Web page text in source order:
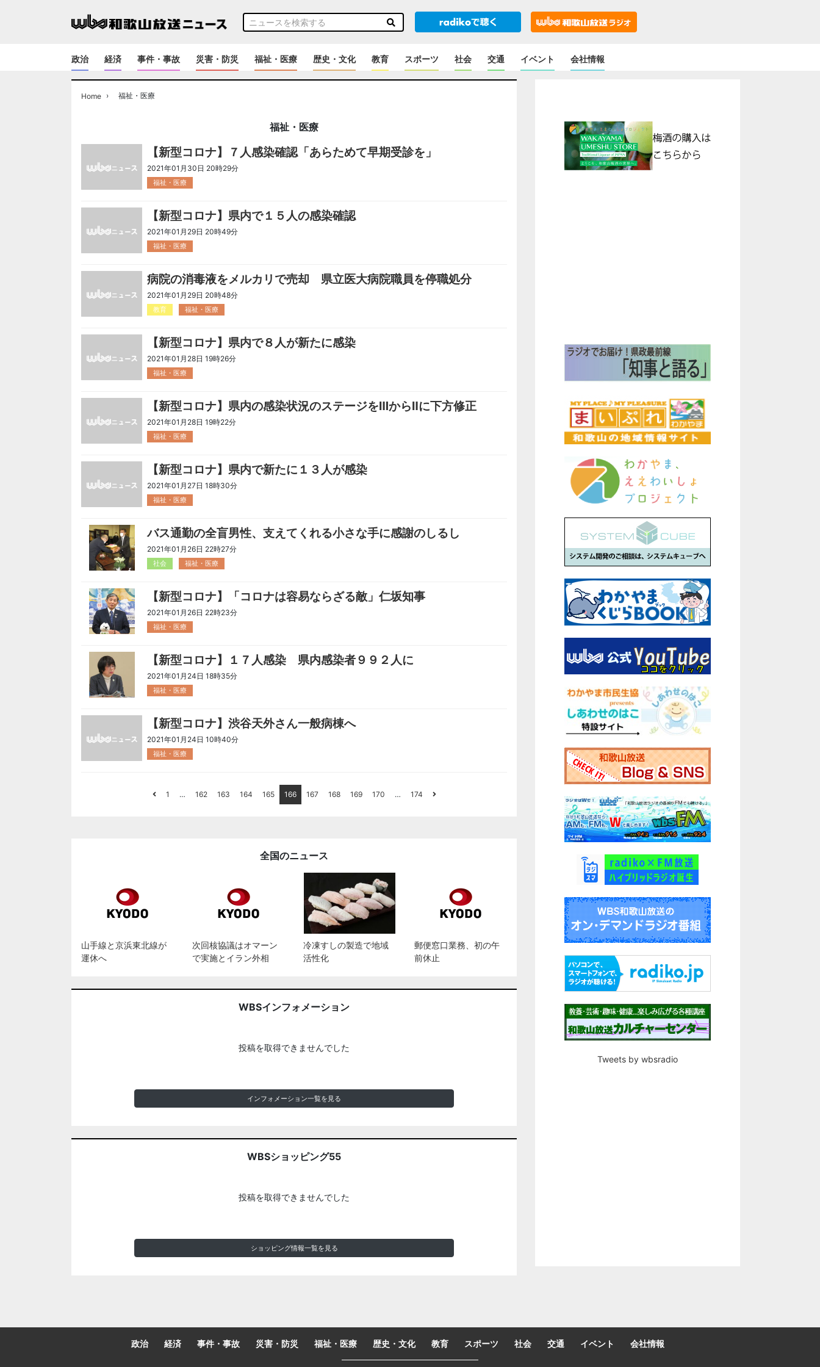
政治 経済 事件・事故 災害・防災 福祉・医療 歴史・文化 教育 スポーツ 社会 交通 イベント 会社情報
Home › 福祉・医療
福祉・医療
【新型コロナ】７人感染確認「あらためて早期受診を」
2021年01月30日 20時29分
福祉・医療
【新型コロナ】県内で１５人の感染確認
2021年01月29日 20時49分
福祉・医療
病院の消毒液をメルカリで売却 県立医大病院職員を停職処分
2021年01月29日 20時48分
教育 福祉・医療
【新型コロナ】県内で８人が新たに感染
2021年01月28日 19時26分
福祉・医療
【新型コロナ】県内の感染状況のステージをⅢからⅡに下方修正
2021年01月28日 19時22分
福祉・医療
【新型コロナ】県内で新たに１３人が感染
2021年01月27日 18時30分
福祉・医療
バス通勤の全盲男性、支えてくれる小さな手に感謝のしるし
2021年01月26日 22時27分
社会 福祉・医療
【新型コロナ】「コロナは容易ならざる敵」仁坂知事
2021年01月26日 22時23分
福祉・医療
【新型コロナ】１７人感染 県内感染者９９２人に
2021年01月24日 18時35分
福祉・医療
【新型コロナ】渋谷天外さん一般病棟へ
2021年01月24日 10時40分
福祉・医療
1 … 162 163 164 165 166 167 168 169 170 … 174
全国のニュース
山手線と京浜東北線が
運休へ
次回核協議はオマーン
で実施とイラン外相
冷凍すしの製造で地域
活性化
郵便窓口業務、初の午
前休止
WBSインフォメーション
投稿を取得できませんでした
インフォメーション一覧を見る
WBSショッピング55
投稿を取得できませんでした
ショッピング情報一覧を見る
Tweets by wbsradio
政治 経済 事件・事故 災害・防災 福祉・医療 歴史・文化 教育 スポーツ 社会 交通 イベント 会社情報